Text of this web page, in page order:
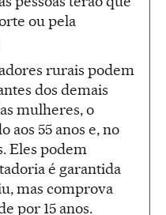
ou pela
rurais podem
dos demais
mulheres, o
aos 55 anos e, no
Eles podem
é garantida
mas comprova
por 15 anos.